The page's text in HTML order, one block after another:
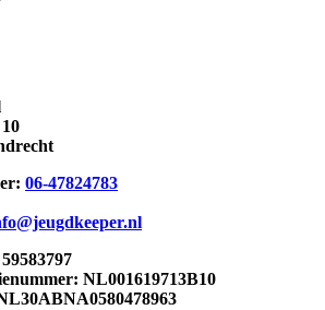
06-47824783
NL001619713B10​